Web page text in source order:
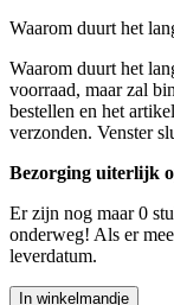
Waarom duurt het
Waarom duurt het
voorraad, maar zal
bestellen en het
verzonden. Venster
Bezorging uiterlijk
Er zijn nog maar 0
onderweg! Als er
leverdatum.
In winkelmandje